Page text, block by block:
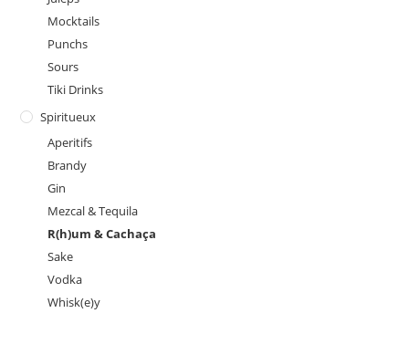
Mocktails
Punchs
Sours
Tiki Drinks
Spiritueux
Aperitifs
Brandy
Gin
Mezcal & Tequila
R(h)um & Cachaça
Sake
Vodka
Whisk(e)y